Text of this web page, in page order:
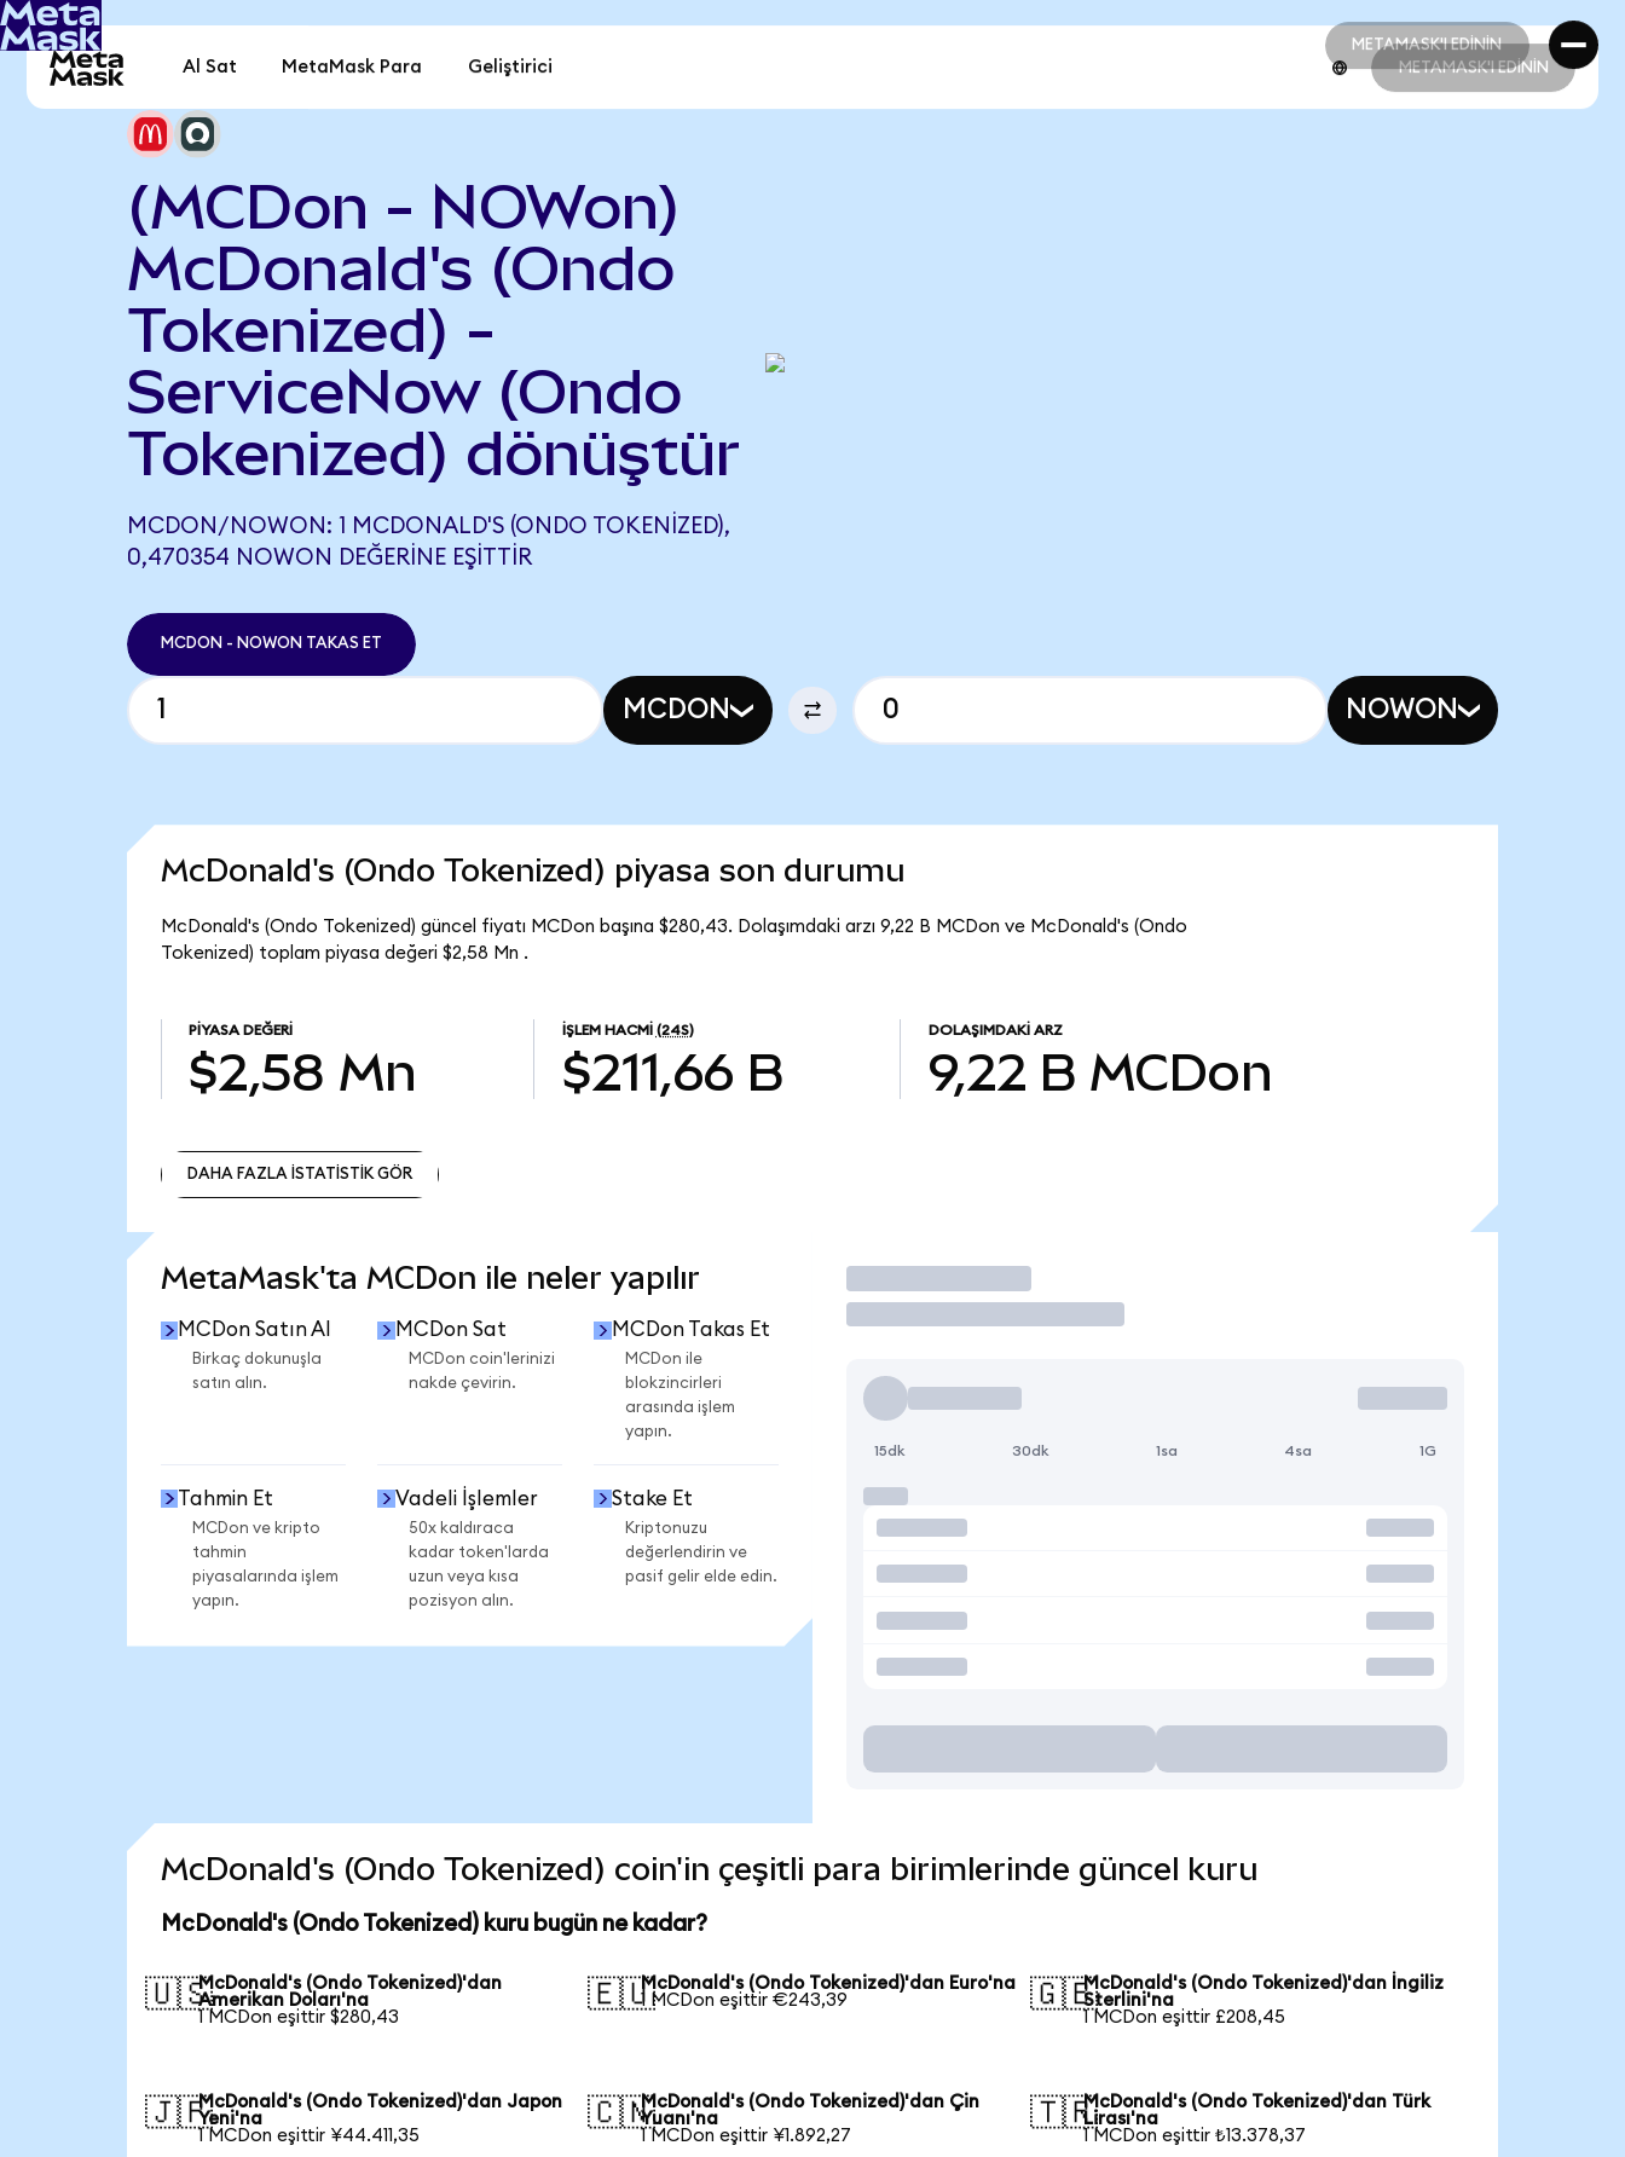
METAMASK'I EDİNİN
METAMASK'I EDİNİN
Al Sat MetaMask Para Geliştirici METAMASK'I EDİNİN
(MCDon - NOWon)
McDonald's (Ondo
Tokenized) -
ServiceNow (Ondo
Tokenized) dönüştür
MCDON/NOWON: 1 MCDONALD'S (ONDO TOKENIZED),
0,470354 NOWON DEĞERINE EŞITTIR
MCDON - NOWON TAKAS ET
MCDON NOWON
McDonald's (Ondo Tokenized) piyasa son durumu
McDonald's (Ondo Tokenized) güncel fiyatı MCDon başına $280,43. Dolaşımdaki arzı 9,22 B MCDon ve McDonald's (Ondo
Tokenized) toplam piyasa değeri $2,58 Mn .
PIYASA DEĞERI
$2,58 Mn
İŞLEM HACMI (24S)
$211,66 B
DOLAŞIMDAKI ARZ
9,22 B MCDon
DAHA FAZLA İSTATİSTİK GÖR
MetaMask'ta MCDon ile neler yapılır
MCDon Satın Al
Birkaç dokunuşla
satın alın.
MCDon Sat
MCDon coin'lerinizi
nakde çevirin.
MCDon Takas Et
MCDon ile
blokzincirleri
arasında işlem
yapın.
Tahmin Et
MCDon ve kripto
tahmin
piyasalarında işlem
yapın.
Vadeli İşlemler
50x kaldıraca
kadar token'larda
uzun veya kısa
pozisyon alın.
Stake Et
Kriptonuzu
değerlendirin ve
pasif gelir elde edin.
İşlem Yap
15dk 30dk 1sa 4sa 1G
McDonald's (Ondo Tokenized) coin'in çeşitli para birimlerinde güncel kuru
McDonald's (Ondo Tokenized) kuru bugün ne kadar?
🇺🇸McDonald's (Ondo Tokenized)'dan
Amerikan Doları'na
1 MCDon eşittir $280,43
🇪🇺McDonald's (Ondo Tokenized)'dan Euro'na
1 MCDon eşittir €243,39
🇬🇧McDonald's (Ondo Tokenized)'dan İngiliz
Sterlini'na
1 MCDon eşittir £208,45
🇯🇵McDonald's (Ondo Tokenized)'dan Japon
Yeni'na
1 MCDon eşittir ¥44.411,35
🇨🇳McDonald's (Ondo Tokenized)'dan Çin
Yuanı'na
1 MCDon eşittir ¥1.892,27
🇹🇷McDonald's (Ondo Tokenized)'dan Türk
Lirası'na
1 MCDon eşittir ₺13.378,37